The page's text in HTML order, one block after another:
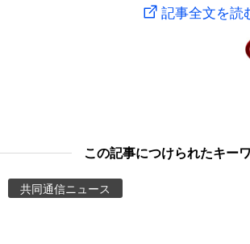
People
記事全文を読
この記事につけられたキー
共同通信ニュース